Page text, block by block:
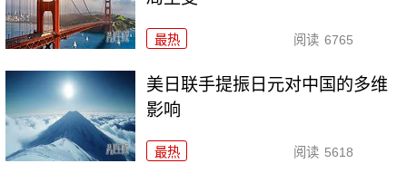
最热 阅读 6765
美日联手提振日元对中国的多维
影响
最热 阅读 5618